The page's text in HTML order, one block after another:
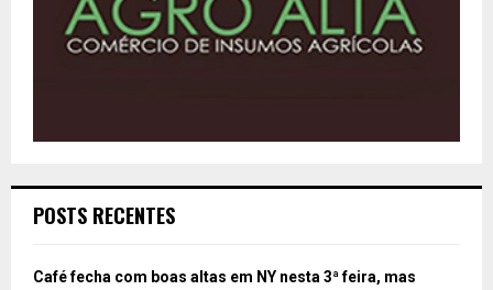
POSTS RECENTES
Café fecha com boas altas em NY nesta 3ª feira, mas